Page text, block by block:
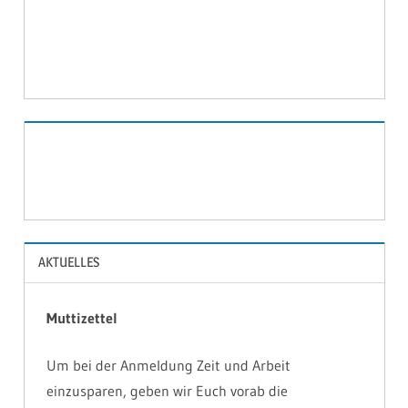
AKTUELLES
Muttizettel
Um bei der Anmeldung Zeit und Arbeit
einzusparen, geben wir Euch vorab die